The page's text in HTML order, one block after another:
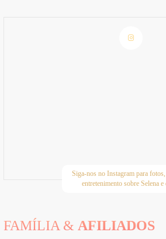
Siga-nos no Instagram para
entretenimento sobre Selena e
FAMÍLIA & AFILIADOS